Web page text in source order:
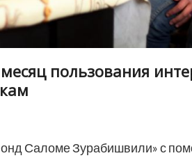
пользования
Саломе Зурабишвили» с